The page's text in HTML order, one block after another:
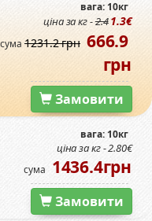
вага: 10кг
ціна за кг -2.41.3€
сума 1231.2 грн 666.9
грн
Замовити
вага: 10кг
ціна за кг - 2.80€
сума 1436.4грн
Замовити